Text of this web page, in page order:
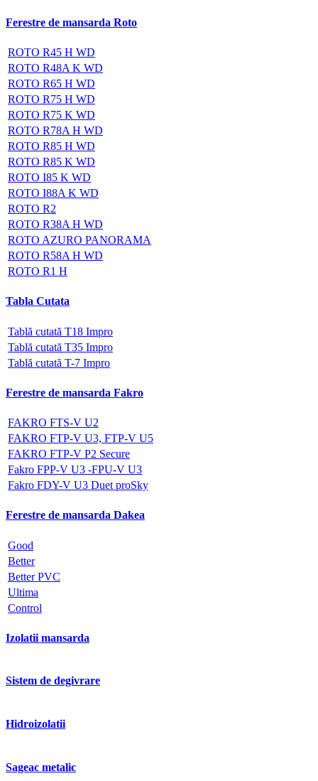
Ferestre de mansarda Roto
ROTO R45 H WD
ROTO R48A K WD
ROTO R65 H WD
ROTO R75 H WD
ROTO R75 K WD
ROTO R78A H WD
ROTO R85 H WD
ROTO R85 K WD
ROTO I85 K WD
ROTO I88A K WD
ROTO R2
ROTO R38A H WD
ROTO AZURO PANORAMA
ROTO R58A H WD
ROTO R1 H
Tabla Cutata
Tablă cutată T18 Impro
Tablă cutată T35 Impro
Tablă cutată T-7 Impro
Ferestre de mansarda Fakro
FAKRO FTS-V U2
FAKRO FTP-V U3, FTP-V U5
FAKRO FTP-V P2 Secure
Fakro FPP-V U3 -FPU-V U3
Fakro FDY-V U3 Duet proSky
Ferestre de mansarda Dakea
Good
Better
Better PVC
Ultima
Control
Izolatii mansarda
Sistem de degivrare
Hidroizolatii
Sageac metalic